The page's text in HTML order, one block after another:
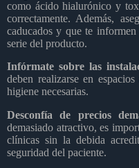
como ácido hialurónico y
correctamente. Además,
caducados y que te
serie del producto.
Infórmate sobre las
deben realizarse en
higiene necesarias.
Desconfía de precios
demasiado atractivo, es
clínicas sin la debida
seguridad del paciente.